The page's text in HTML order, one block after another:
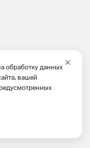
обработку данных
вашей